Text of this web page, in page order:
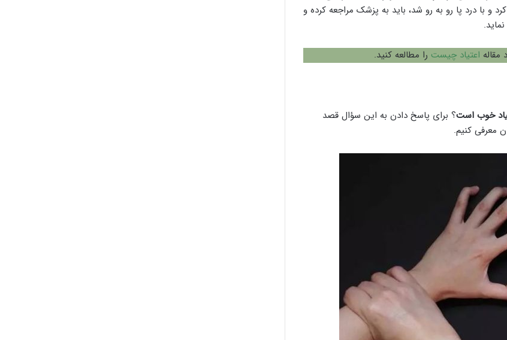
با درد پا رو به رو شد، باید به پزشک مراجعه کرده و
مقاله اعتیاد چیست را مطالعه کنید.
خوب است؟ برای پاسخ دادن به این سؤال قصد
معرفی کنیم.